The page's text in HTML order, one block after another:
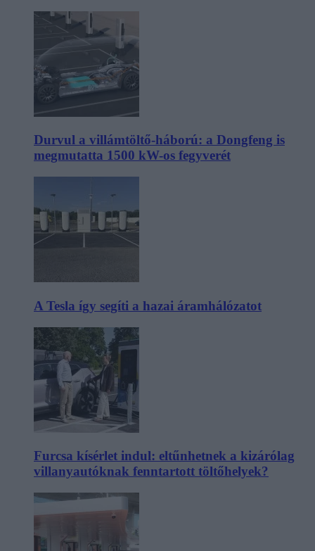
Durvul a villámtöltő-háború: a Dongfeng is
megmutatta 1500 kW-os fegyverét
A Tesla így segíti a hazai áramhálózatot
Furcsa kísérlet indul: eltűnhetnek a kizárólag
villanyautóknak fenntartott töltőhelyek?